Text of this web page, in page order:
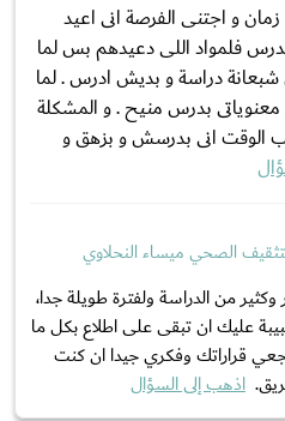
و اجتنى الفرصة انى اعيد
فلمواد اللى دعيدهم بس لما
دراسة و بديش ادرس . لما
بدرس منيح . و المشكلة
الوقت انى بدرسش و بزهق و
الصحي ميساء النحلاوي
من الدراسة ولفترة طويلة جدا،
عليك ان تبقى على اطلاع بكل ما
قراراتك وفكري جيدا ان كنت
اذهب إلى السؤال